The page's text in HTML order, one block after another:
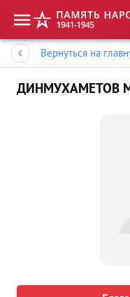
Вернуться на
ДИНМУХАМЕТОВ
Память народа